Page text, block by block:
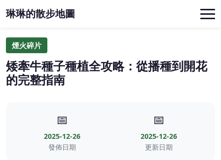
琳琳的散步地圖
煙火碎片
矮牽牛種子種植全攻略：從播種到開花
的完整指南
📅
2025-12-26
發佈日期
📅
2025-12-26
更新日期